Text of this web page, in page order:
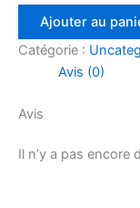
Ajouter au
Catégorie :
Avis (0)
Avis
Il n’y a pas encore